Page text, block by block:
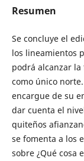
Resumen
Se concluye el
los lineamientos
podrá alcanzar
como único
encargue de su
dar cuenta el
quiteños
se fomenta a los
sobre ¿Qué cosa